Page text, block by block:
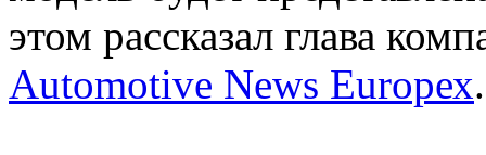
этом рассказал глава
Automotive News Europех.